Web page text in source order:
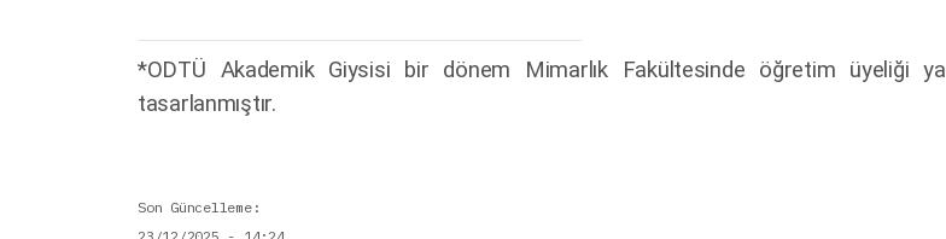
*ODTÜ Akademik Giysisi bir dönem Mimarlık Fakültesinde öğretim üyeliği
tasarlanmıştır.
Son Güncelleme